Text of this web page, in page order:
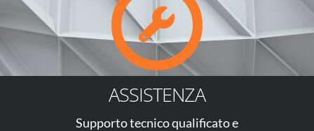
ASSISTENZA
Supporto tecnico qualificato e